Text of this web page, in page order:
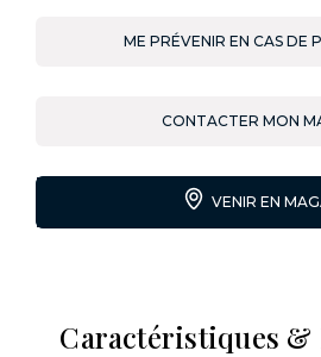
ME PRÉVENIR EN CAS DE
CONTACTER MON
VENIR EN
Caractéristiques &